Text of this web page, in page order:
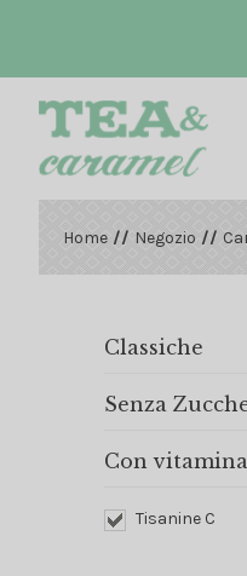
Home // Negozio //
Classiche
Senza
Con
Tisanine C